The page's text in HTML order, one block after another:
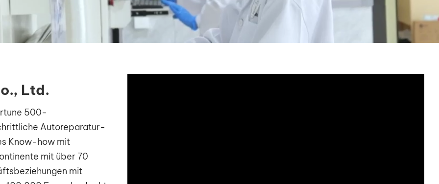
Ltd.
500-
Autoreparatur-
Know-how mit
mit über 70
mit